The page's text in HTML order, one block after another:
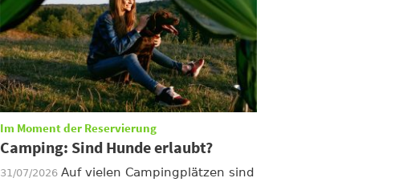
Im Moment der Reservierung
Camping: Sind Hunde erlaubt?
31/07/2026 Auf vielen Campingplätzen sind